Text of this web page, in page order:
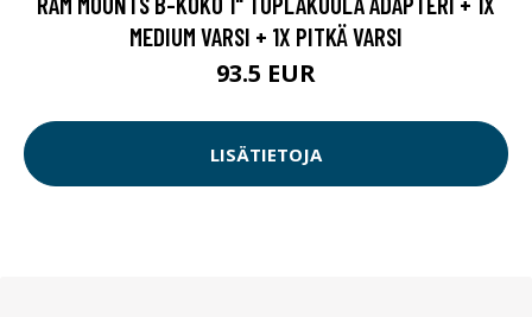
MEDIUM VARSI + 1X PITKÄ VARSI
93.5 EUR
LISÄTIETOJA